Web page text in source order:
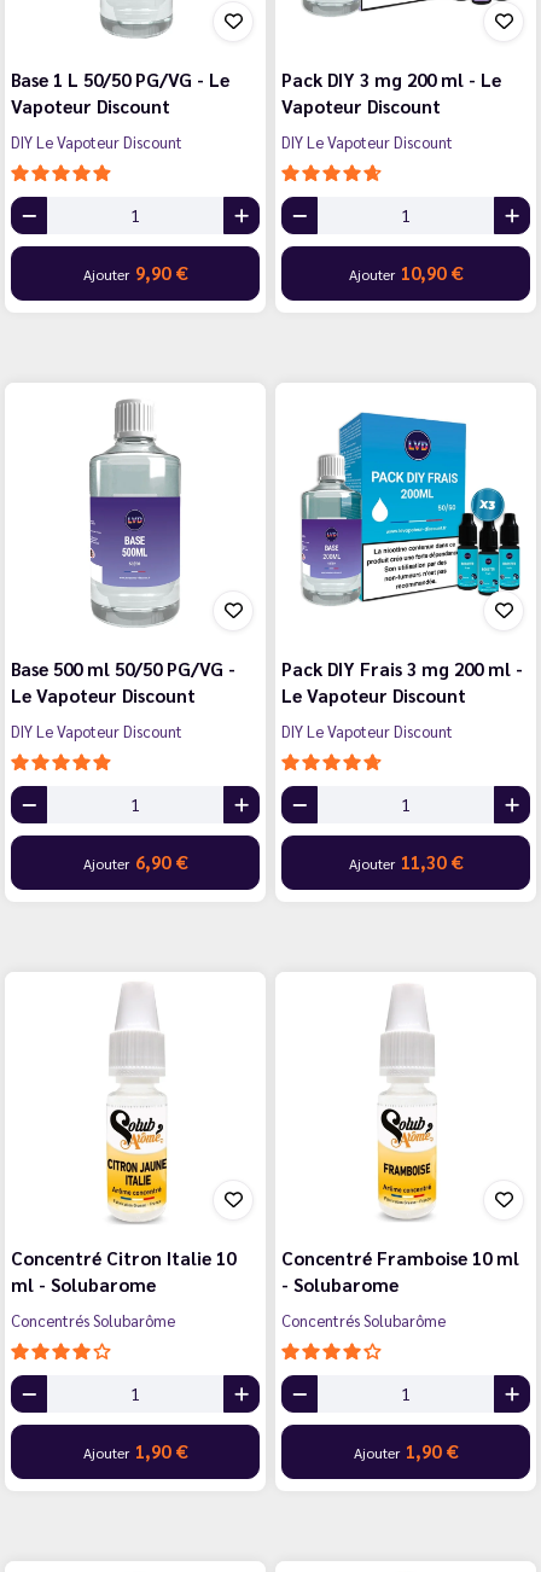
Base 1 L 50/50 PG/VG - Le
Vapoteur Discount
DIY Le Vapoteur Discount
Ajouter 9,90 €
Pack DIY 3 mg 200 ml - Le
Vapoteur Discount
DIY Le Vapoteur Discount
Ajouter 10,90 €
Base 500 ml 50/50 PG/VG -
Le Vapoteur Discount
DIY Le Vapoteur Discount
Ajouter 6,90 €
Pack DIY Frais 3 mg 200 ml -
Le Vapoteur Discount
DIY Le Vapoteur Discount
Ajouter 11,30 €
Concentré Citron Italie 10
ml - Solubarome
Concentrés Solubarôme
Ajouter 1,90 €
Concentré Framboise 10 ml
- Solubarome
Concentrés Solubarôme
Ajouter 1,90 €